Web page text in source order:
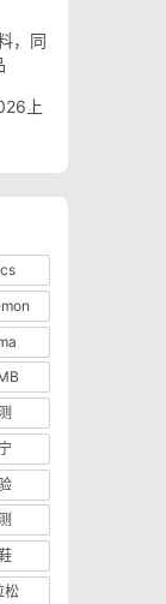
，同
上
松